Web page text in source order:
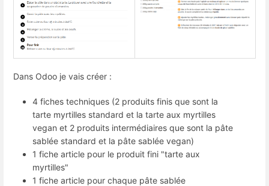
Dans Odoo je vais créer :
4 fiches techniques (2 produits finis que sont la
tarte myrtilles standard et la tarte aux myrtilles
vegan et 2 produits intermédiaires que sont la pâte
sablée standard et la pâte sablée vegan)
1 fiche article pour le produit fini "tarte aux
myrtilles"
1 fiche article pour chaque pâte sablée